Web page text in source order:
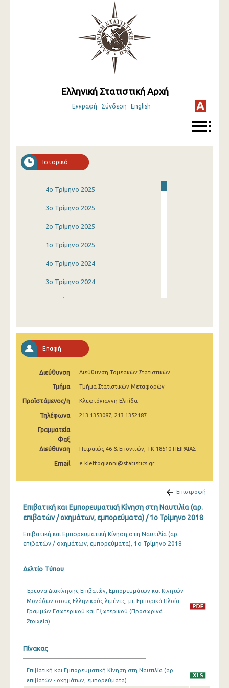
Ελληνική Στατιστική Αρχή
Εγγραφή Σύνδεση English
Ιστορικό
4o Τρίμηνο 2025
3o Τρίμηνο 2025
2o Τρίμηνο 2025
1o Τρίμηνο 2025
4o Τρίμηνο 2024
3o Τρίμηνο 2024
2o Τρίμηνο 2024
3o Τρίμηνο 2023
2o Τρίμηνο 2023
1o Τρίμηνο 2023
4o Τρίμηνο 2022
3o Τρίμηνο 2022
2o Τρίμηνο 2022
1o Τρίμηνο 2022
3o Τρίμηνο 2021
2o Τρίμηνο 2021
1o Τρίμηνο 2021
2o Τρίμηνο 2020
1o Τρίμηνο 2020
3o Τρίμηνο 2019
2o Τρίμηνο 2019
Επαφή
Διεύθυνση Διεύθυνση Τομεακών Στατιστικών
Τμήμα Τμήμα Στατιστικών Μεταφορών
Προϊστάμενος/η Κλεφτόγιαννη Ελπίδα
Τηλέφωνα 213 1353087, 213 1352187
Γραμματεία
Φαξ
Διεύθυνση
Πειραιώς 46 & Επονιτών, ΤΚ 18510 ΠΕΙΡΑΙΑΣ
Email e.kleftogianni@statistics.gr
Επιστροφή
Επιβατική και Εμπορευματική Κίνηση στη Ναυτιλία (αρ.
επιβατών / οχημάτων, εμπορεύματα) / 1o Τρίμηνο 2018
Επιβατική και Εμπορευματική Κίνηση στη Ναυτιλία (αρ.
επιβατών / οχημάτων, εμπορεύματα), 1ο Τρίμηνο 2018
Δελτίο Τύπου
Έρευνα Διακίνησης Επιβατών, Εμπορευμάτων και Κινητών
Μονάδων στους Ελληνικούς λιμένες, με Εμπορικά Πλοία
Γραμμών Εσωτερικού και Εξωτερικού (Προσωρινά
Στοιχεία)
Πίνακας
Επιβατική και Εμπορευματική Κίνηση στη Ναυτιλία (αρ.
επιβατών - οχημάτων, εμπορεύματα)